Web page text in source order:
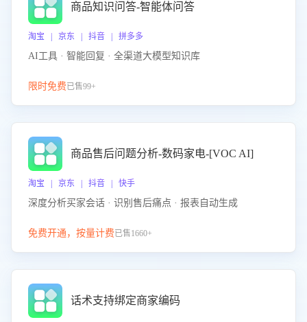
商品知识问答-智能体问答
淘宝 | 京东 | 抖音 | 拼多多
AI工具 · 智能回复 · 全渠道大模型知识库
限时免费已售99+
商品售后问题分析-数码家电-[VOC AI]
淘宝 | 京东 | 抖音 | 快手
深度分析买家会话 · 识别售后痛点 · 报表自动生成
免费开通，按量计费已售1660+
话术支持绑定商家编码